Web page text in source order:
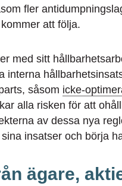
fler
att följa.
med sitt
interna
såsom icke-
alla risken för att
av dessa nya
insatser och börja
ägare,